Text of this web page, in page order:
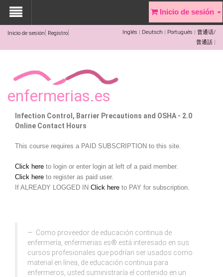
Inicio de sesión Registro Inglés Deutsch Português
普通话/
普通話
enfermerias.es
Inicio de sesión
Infection Control, Barrier Precautions and OSHA - 2.0
Online Contact Hours
This course requires a PAID SUBSCRIPTION to this site.
Click here to login or enter login at left of a paid member.
Click here to register as paid user.
If ALREADY LOGGED IN Click here to PAY for subscription.
Como proveedor de educación continua de
enfermería, enfermerias.es® está interesado en sus
cursos profesionales que podrían ser usados como
material en línea, de educación continua para
enfermeros, usted suministraría el contenido en un